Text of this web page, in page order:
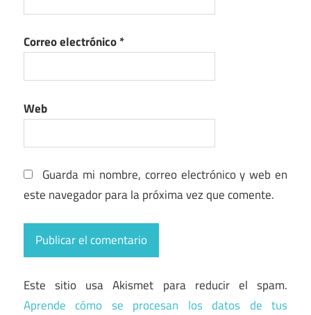
Correo electrónico*
Web
Guarda mi nombre, correo electrónico y web en
este navegador para la próxima vez que comente.
Este sitio usa Akismet para reducir el spam.
Aprende cómo se procesan los datos de tus